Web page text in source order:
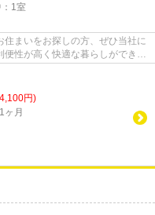
1室
まいをお探しの方、ぜひ当社に
性が高く快適な暮らしができま
円)
ヶ月